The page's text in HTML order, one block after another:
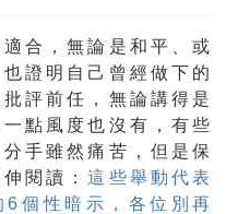
合，無論是和平、或
證明自己曾經做下的
評前任，無論講得是
點風度也沒有，有些
手雖然痛苦，但是保
閱讀：這些舉動代表
個性暗示，各位別再